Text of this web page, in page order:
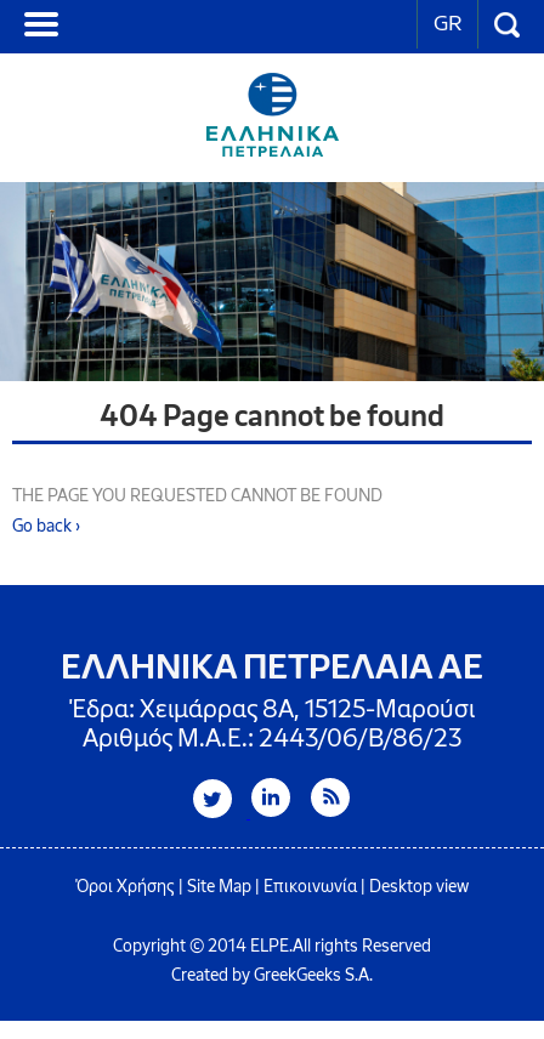
GR
404 Page cannot be found
THE PAGE YOU REQUESTED CANNOT BE FOUND
Go back ›
ΕΛΛΗΝΙΚΑ ΠΕΤΡΕΛΑΙΑ ΑΕ
Έδρα: Χειμάρρας 8A, 15125-Μαρούσι
Αριθμός Μ.Α.Ε.: 2443/06/Β/86/23
Όροι Χρήσης Site Map Επικοινωνία| Desktop view
Copyright © 2014 ELPE.All rights Reserved
Created by GreekGeeks S.A.